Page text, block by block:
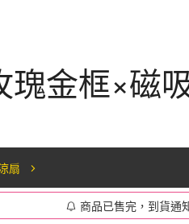
瑰金框×磁
扇
商品已售完，到貨通